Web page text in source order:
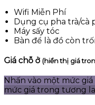
Wifi Miễn Phí
Dụng cụ pha trà/cà
Máy sấy tóc
Bàn để là đồ còn
Giá chỗ ở (hiển thị giá
Nhấn vào một mức
mức giá trong tương